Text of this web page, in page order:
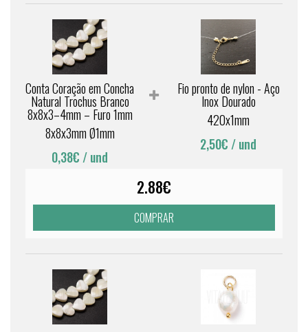
Conta Coração em Concha
Natural Trochus Branco
8x8x3–4mm – Furo 1mm
8x8x3mm Ø1mm
0,38€ / und
Fio pronto de nylon - Aço
Inox Dourado
420x1mm
2,50€ / und
2.88€
COMPRAR